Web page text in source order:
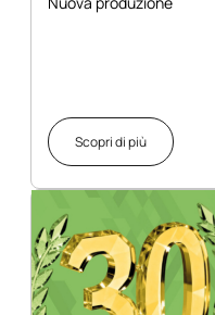
Scopri di più